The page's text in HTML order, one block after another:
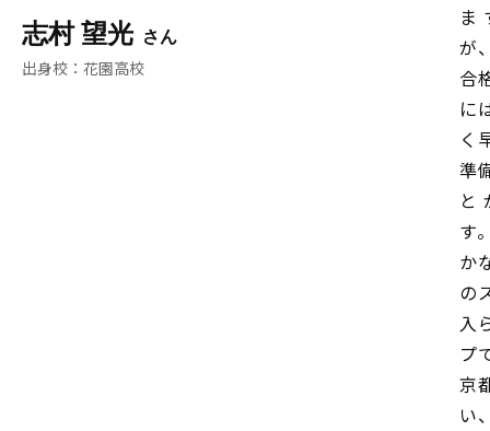
志村 望光
花園高校
ま
が
合
に
く
準
と
す
か
の
入
プ
京
い